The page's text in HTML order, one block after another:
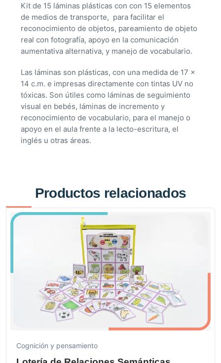
Kit de 15 láminas plásticas con con 15 elementos
de medios de transporte, para facilitar el
reconocimiento de objetos, pareamiento de objeto
real con fotografía, apoyo en la comunicación
aumentativa alternativa, y manejo de vocabulario.
Las láminas son plásticas, con una medida de 17 x
14 c.m. e impresas directamente con tintas UV no
tóxicas. Son útiles como láminas de seguimiento
visual en bebés, láminas de incremento y
reconocimiento de vocabulario, para el manejo o
apoyo en el aula frente a la lecto-escritura, el
inglés u otras áreas.
Productos relacionados
Cognición y pensamiento